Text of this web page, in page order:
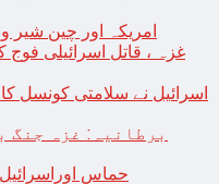
امریکہ اور چین شیر
اسرائیل نے سلامتی کونسل
برطانیہ: غزہ جنگ
حماس